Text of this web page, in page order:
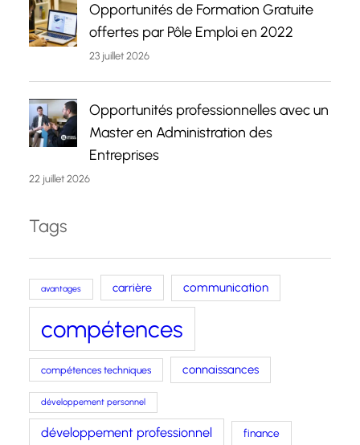
Opportunités de Formation Gratuite
offertes par Pôle Emploi en 2022
23 juillet 2026
Opportunités professionnelles avec un
Master en Administration des
Entreprises
22 juillet 2026
Tags
avantages carrière communication
compétences
compétences techniques connaissances
développement personnel
développement professionnel finance